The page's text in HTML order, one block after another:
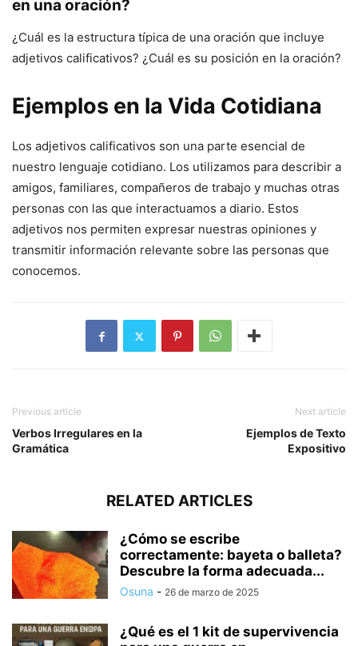
en una oración?
¿Cuál es la estructura típica de una oración que incluye
adjetivos calificativos? ¿Cuál es su posición en la oración?
Ejemplos en la Vida Cotidiana
Los adjetivos calificativos son una parte esencial de
nuestro lenguaje cotidiano. Los utilizamos para describir a
amigos, familiares, compañeros de trabajo y muchas otras
personas con las que interactuamos a diario. Estos
adjetivos nos permiten expresar nuestras opiniones y
transmitir información relevante sobre las personas que
conocemos.
Previous article
Verbos Irregulares en la
Gramática
Next article
Ejemplos de Texto
Expositivo
RELATED ARTICLES
¿Cómo se escribe
correctamente: bayeta o balleta?
Descubre la forma adecuada...
Osuna - 26 de marzo de 2025
¿Qué es el 1 kit de supervivencia